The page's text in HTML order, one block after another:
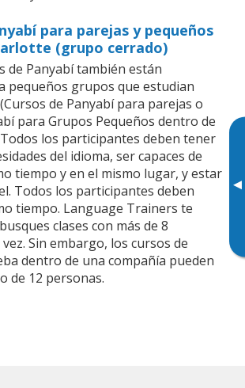
▸
para parejas y pequeños
(grupo cerrado)
de Panyabí también están
pequeños grupos que estudian
de Panyabí para parejas o
para Grupos Pequeños dentro de
los participantes deben tener
del idioma, ser capaces de
tiempo y en el mismo lugar, y estar
Todos los participantes deben
tiempo. Language Trainers te
clases con más de 8
Sin embargo, los cursos de
dentro de una compañía pueden
de 12 personas.